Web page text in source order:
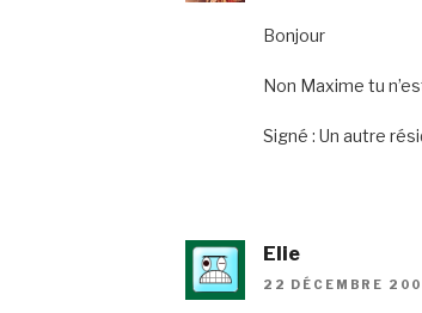
Bonjour
Non Maxime tu
Signé : Un autre
Elie
22 DÉCEMBRE